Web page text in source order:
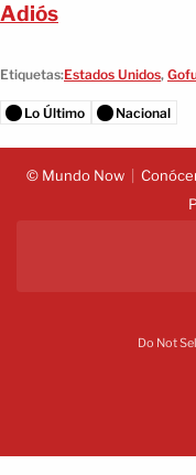
Adiós
Etiquetas:Estados Unidos,
Lo Último Nacional
© Mundo Now
Do Not